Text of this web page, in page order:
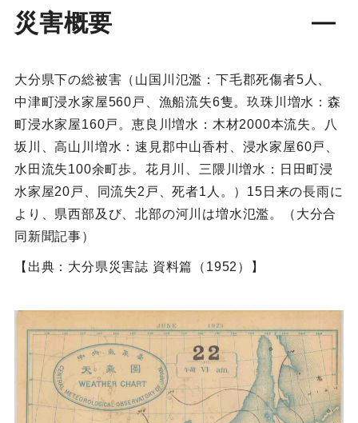
災害概要
大分県下の総被害（山国川氾濫：下毛郡死傷者5人、
中津町浸水家屋560戸、漁船流失6隻。玖珠川増水：森
町浸水家屋160戸。恵良川増水：木材2000本流失。八
坂川、高山川増水：速見郡中山香村、浸水家屋60戸、
水田流失100余町歩。花月川、三隈川増水：日田町浸
水家屋20戸、同流失2戸、死者1人。）15日来の長雨に
より、県西部及び、北部の河川は増水氾濫。（大分合
同新聞記事）
【出典：大分県災害誌 資料篇（1952）】